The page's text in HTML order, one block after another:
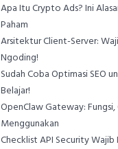
Apa Itu Crypto Ads? Ini
Paham
Arsitektur Client-Server:
Ngoding!
Sudah Coba Optimasi SEO
Belajar!
OpenClaw Gateway: Fungsi,
Menggunakan
Checklist API Security Wajib